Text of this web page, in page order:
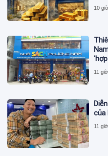
10
11
của
11